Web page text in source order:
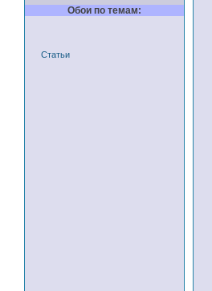
Обои по темам:
Статьи